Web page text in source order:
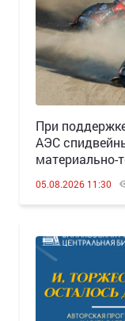
При
АЭС
материально-
05.08.2026 11:30